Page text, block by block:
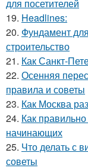
для посетителей
19. Headlines:
20. Фундамент
строительство
21. Как Санкт-
22. Осенняя
правила и советы
23. Как Москва
24. Как
начинающих
25. Что делать с
советы